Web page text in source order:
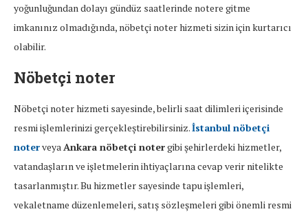
yoğunluğundan dolayı gündüz saatlerinde notere gitme
imkanınız olmadığında, nöbetçi noter hizmeti sizin için kurtarıcı
olabilir.
Nöbetçi noter
Nöbetçi noter hizmeti sayesinde, belirli saat dilimleri içerisinde
resmi işlemlerinizi gerçekleştirebilirsiniz.İstanbul nöbetçi
noterveya Ankara nöbetçi notergibi şehirlerdeki hizmetler,
vatandaşların ve işletmelerin ihtiyaçlarına cevap verir nitelikte
tasarlanmıştır. Bu hizmetler sayesinde tapu işlemleri,
vekaletname düzenlemeleri, satış sözleşmeleri gibi önemli resmi